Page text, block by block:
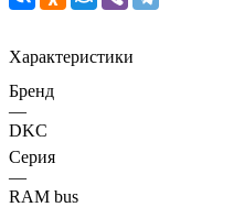
Характеристики
Бренд
—
DKC
Серия
—
RAM bus